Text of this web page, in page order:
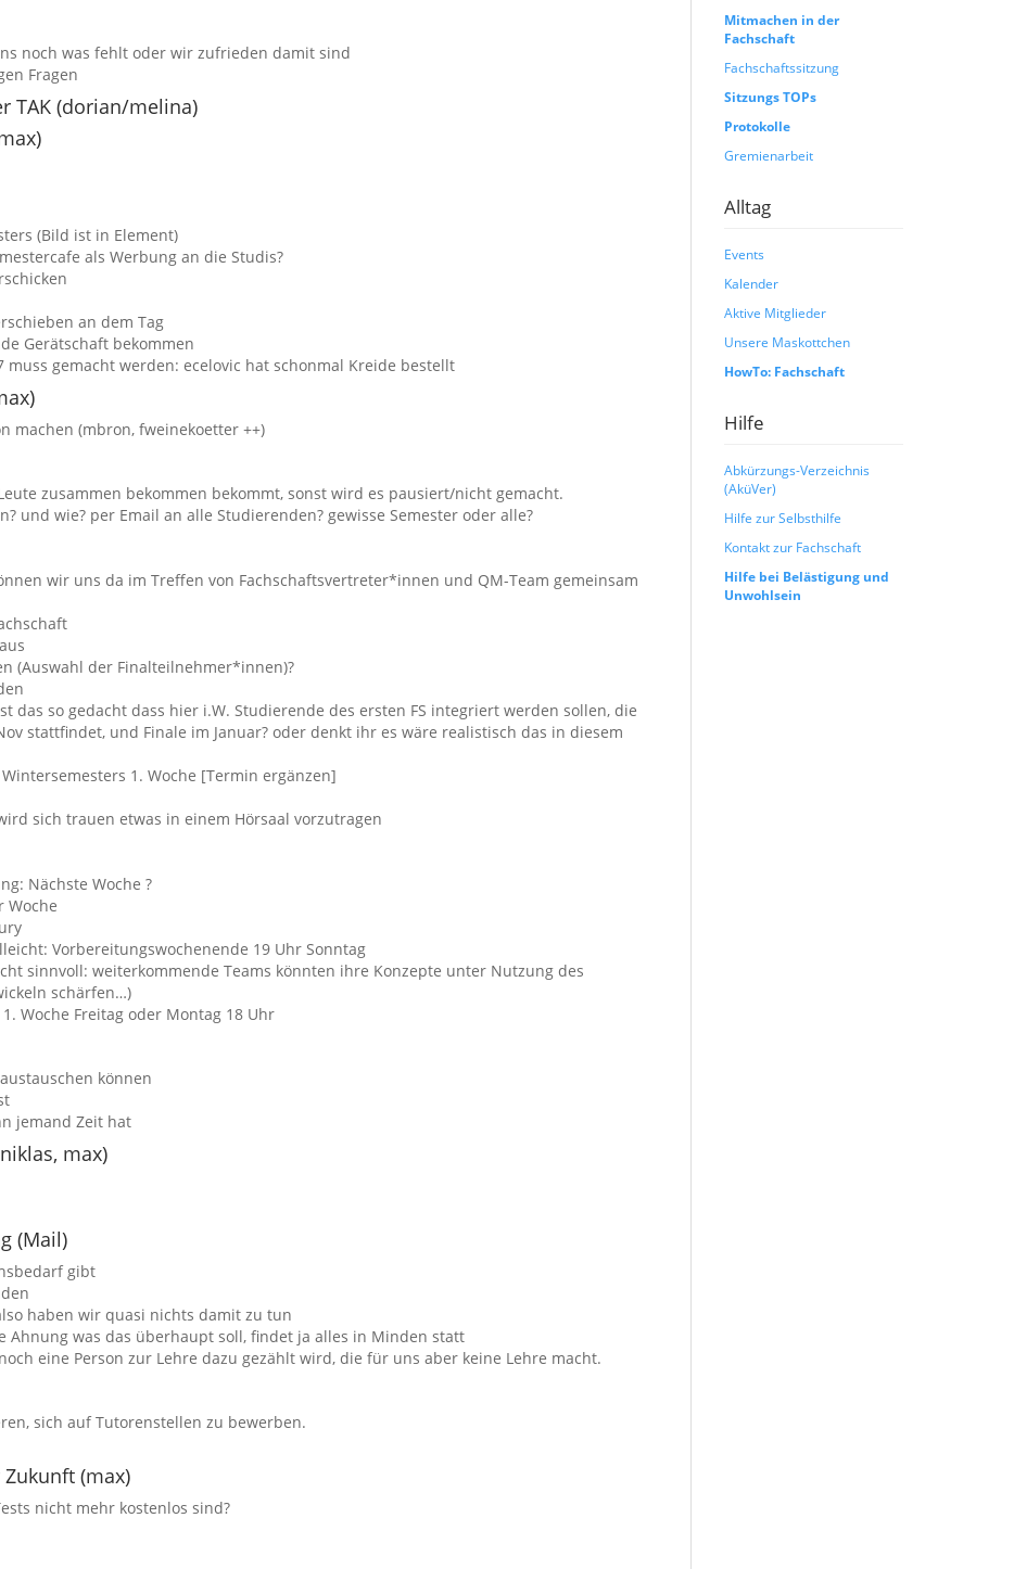
noch was fehlt oder wir zufrieden damit sind
Fragen
TAK (dorian/melina)
(Bild ist in Element)
als Werbung an die Studis?
an dem Tag
Gerätschaft bekommen
muss gemacht werden: ecelovic hat schonmal Kreide bestellt
machen (mbron, fweinekoetter ++)
zusammen bekommen bekommt, sonst wird es pausiert/nicht gemacht.
und wie? per Email an alle Studierenden? gewisse Semester oder alle?
wir uns da im Treffen von Fachschaftsvertreter*innen und QM-Team gemeinsam
(Auswahl der Finalteilnehmer*innen)?
das so gedacht dass hier i.W. Studierende des ersten FS integriert werden sollen, die
stattfindet, und Finale im Januar? oder denkt ihr es wäre realistisch das in diesem
1. Woche [Termin ergänzen]
sich trauen etwas in einem Hörsaal vorzutragen
Nächste Woche ?
Woche
Vorbereitungswochenende 19 Uhr Sonntag
sinnvoll: weiterkommende Teams könnten ihre Konzepte unter Nutzung des
schärfen…)
Woche Freitag oder Montag 18 Uhr
können
jemand Zeit hat
max)
(Mail)
gibt
haben wir quasi nichts damit zu tun
Ahnung was das überhaupt soll, findet ja alles in Minden statt
eine Person zur Lehre dazu gezählt wird, die für uns aber keine Lehre macht.
sich auf Tutorenstellen zu bewerben.
(max)
nicht mehr kostenlos sind?
Mitmachen in der
Fachschaft
Fachschaftssitzung
Sitzungs TOPs
Protokolle
Gremienarbeit
Alltag
Events
Kalender
Aktive Mitglieder
Unsere Maskottchen
HowTo: Fachschaft
Hilfe
Abkürzungs-Verzeichnis
(AküVer)
Hilfe zur Selbsthilfe
Kontakt zur Fachschaft
Hilfe bei Belästigung und
Unwohlsein